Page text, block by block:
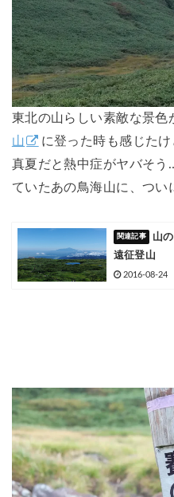
東北の山らしい素敵な景色
山
に登った時も感じた
真夏だと熱中症がヤバそ
ていたあの鳥海山に、つい
山
遠征登山
2016-08-24